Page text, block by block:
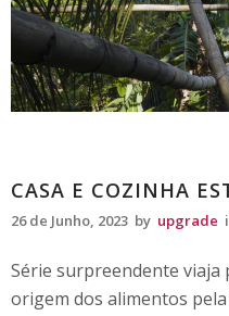
CASA E COZINHA
26 de Junho, 2023 by upgrade
Série surpreendente viaja
origem dos alimentos